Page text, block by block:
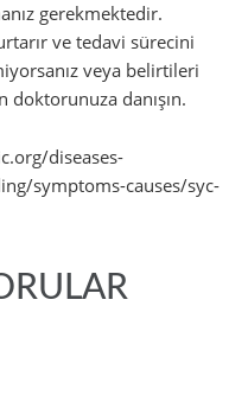
gerekmektedir.
ve tedavi sürecini
veya belirtileri
doktorunuza danışın.
diseases-
symptoms-causes/syc-